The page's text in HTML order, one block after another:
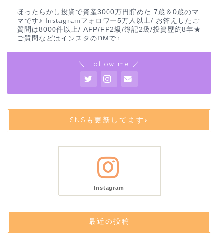
ほったらかし投資で資産3000万円貯めた 7歳＆0歳のマ
マです♪ Instagramフォロワー5万人以上/ お答えしたご
質問は8000件以上/ AFP/FP2級/簿記2級/投資歴約8年★
ご質問などはインスタのDMで♪
＼ Follow me ／
SNSも更新してます♪
Instagram
最近の投稿